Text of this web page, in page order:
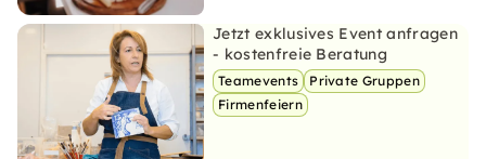
Jetzt exklusives Event anfragen
- kostenfreie Beratung
Teamevents
Private Gruppen
Firmenfeiern